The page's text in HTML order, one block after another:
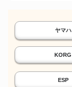
ヤマハ
KORG
ESP